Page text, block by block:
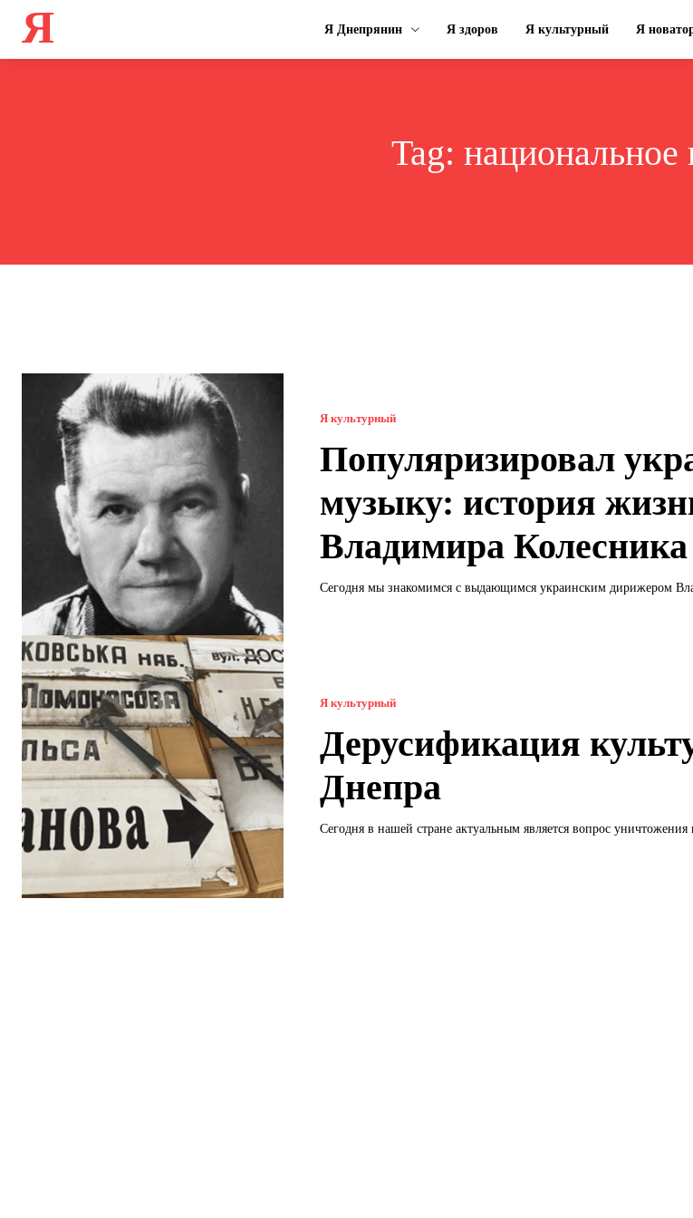
Я Я Днепрянин Я здоров Я культурный Я
Tag: национальное
Я культурный
Популяризировал
музыку: история
Владимира Колесника
Сегодня мы знакомимся с выдающимся украинским дирижером
Я культурный
Дерусификация
Днепра
Сегодня в нашей стране актуальным является вопрос уничтожения